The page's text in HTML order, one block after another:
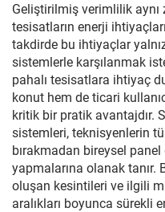
Geliştirilmiş verimlilik
tesisatların enerji
takdirde bu ihtiyaçlar
sistemlerle karşılanmak
pahalı tesisatlara ihtiyaç
konut hem de ticari
kritik bir pratik avantajdır.
sistemleri, teknisyenlerin
bırakmadan bireysel panel
yapmalarına olanak tanır.
oluşan kesintileri ve ilgili
aralıkları boyunca sürekli